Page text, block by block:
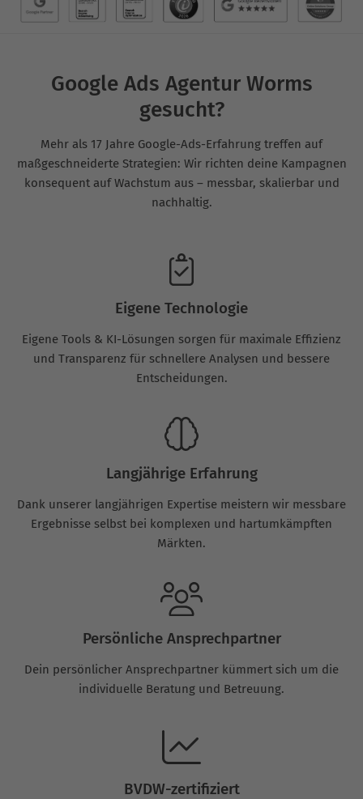
Google Ads Agentur Worms
gesucht?
Mehr als 17 Jahre Google-Ads-Erfahrung treffen auf
maßgeschneiderte Strategien: Wir richten deine Kampagnen
konsequent auf Wachstum aus – messbar, skalierbar und
nachhaltig.
Eigene Technologie
Eigene Tools & KI-Lösungen sorgen für maximale Effizienz
und Transparenz für schnellere Analysen und bessere
Entscheidungen.
Langjährige Erfahrung
Dank unserer langjährigen Expertise meistern wir messbare
Ergebnisse selbst bei komplexen und hartumkämpften
Märkten.
Persönliche Ansprechpartner
Dein persönlicher Ansprechpartner kümmert sich um die
individuelle Beratung und Betreuung.
BVDW-zertifiziert